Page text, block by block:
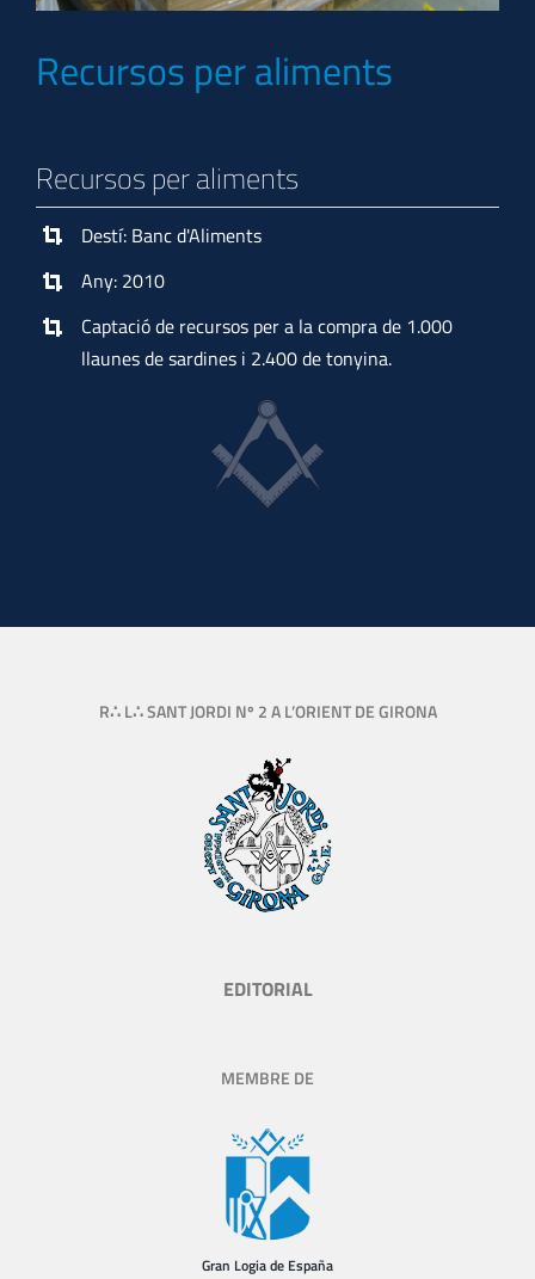
Recursos per aliments
Recursos per aliments
Destí: Banc d'Aliments
Any: 2010
Captació de recursos per a la compra de 1.000
llaunes de sardines i 2.400 de tonyina.
R∴ L∴ SANT JORDI Nº 2 A L’ORIENT DE GIRONA
EDITORIAL
MEMBRE DE
Gran Logia de España